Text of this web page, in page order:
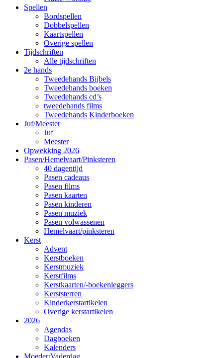
Spellen
Bordspellen
Dobbelspellen
Kaartspellen
Overige spellen
Tijdschriften
Alle tijdschriften
2e hands
Tweedehands Bijbels
Tweedehands boeken
Tweedehands cd’s
tweedehands films
Tweedehands Kinderboeken
Juf/Meester
Juf
Meester
Opwekking 2026
Pasen/Hemelvaart/Pinksteren
40 dagentijd
Pasen cadeaus
Pasen films
Pasen kaarten
Pasen kinderen
Pasen muziek
Pasen volwassenen
Hemelvaart/pinksteren
Kerst
Advent
Kerstboeken
Kerstmuziek
Kerstfilms
Kerstkaarten/-boekenleggers
Kerststerren
Kinderkerstartikelen
Overige kerstartikelen
2026
Agendas
Dagboeken
Kalenders
Moeder/Vaderdag